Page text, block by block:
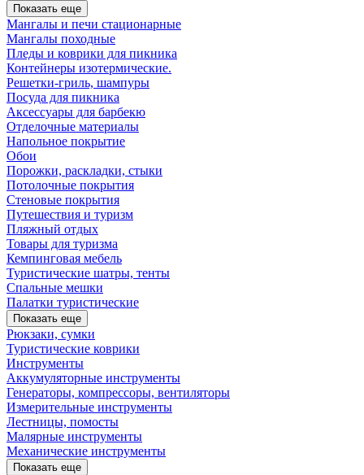
Показать еще
Мангалы и печи стационарные
Мангалы походные
Пледы и коврики для пикника
Контейнеры изотермические.
Решетки-гриль, шампуры
Посуда для пикника
Аксессуары для барбекю
Отделочные материалы
Напольное покрытие
Обои
Порожки, раскладки, стыки
Потолочные покрытия
Стеновые покрытия
Путешествия и туризм
Пляжный отдых
Товары для туризма
Кемпинговая мебель
Туристические шатры, тенты
Спальные мешки
Палатки туристические
Показать еще
Рюкзаки, сумки
Туристические коврики
Инструменты
Аккумуляторные инструменты
Генераторы, компрессоры, вентиляторы
Измерительные инструменты
Лестницы, помосты
Малярные инструменты
Механические инструменты
Показать еще